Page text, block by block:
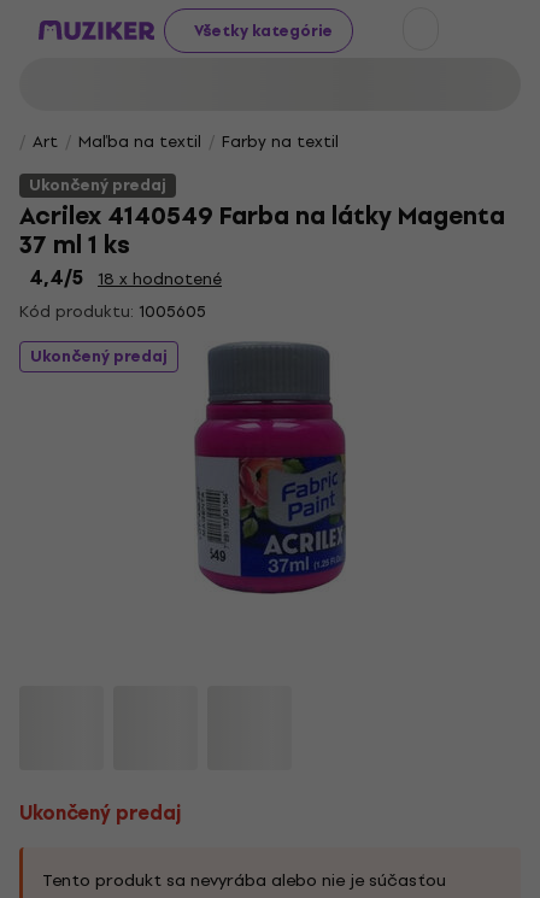
Všetky kategórie
Art Maľba na textil
Farby na textil
Ukončený predaj
Acrilex 4140549 Farba na látky Magenta
37 ml 1 ks
4,4/5
18 x hodnotené
Kód produktu: 1005605
Ukončený predaj
Ukončený predaj
Tento produkt sa nevyrába alebo nie je súčasťou